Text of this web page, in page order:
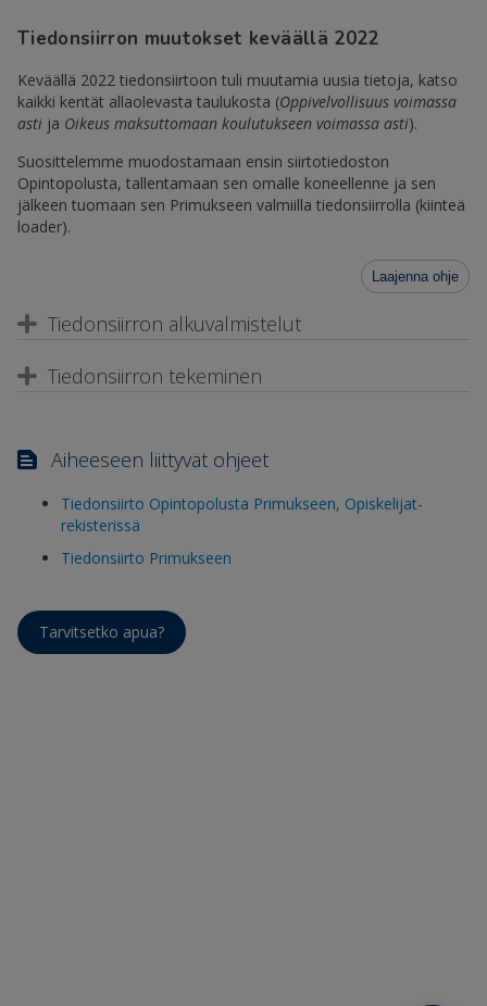
Tiedonsiirron muutokset keväällä 2022
Keväällä 2022 tiedonsiirtoon tuli muutamia uusia tietoja, katso
kaikki kentät allaolevasta taulukosta (Oppivelvollisuus voimassa
asti ja Oikeus maksuttomaan koulutukseen voimassa asti).
Suosittelemme muodostamaan ensin siirtotiedoston
Opintopolusta, tallentamaan sen omalle koneellenne ja sen
jälkeen tuomaan sen Primukseen valmiilla tiedonsiirrolla (kiinteä
loader).
Laajenna ohje
Tiedonsiirron alkuvalmistelut
Tiedonsiirron tekeminen
Aiheeseen liittyvät ohjeet
Tiedonsiirto Opintopolusta Primukseen, Opiskelijat-
rekisterissä
Tiedonsiirto Primukseen
Tarvitsetko apua?